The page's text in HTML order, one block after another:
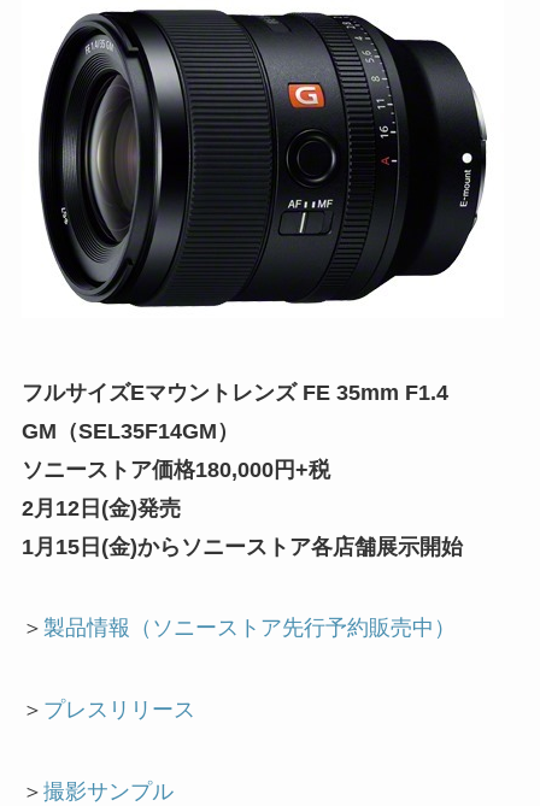
フルサイズEマウントレンズ FE 35mm F1.4
GM（SEL35F14GM）
ソニーストア価格180,000円+税
2月12日(金)発売
1月15日(金)からソニーストア各店舗展示開始
＞ 製品情報（ソニーストア先行予約販売中）
＞ プレスリリース
＞ 撮影サンプル